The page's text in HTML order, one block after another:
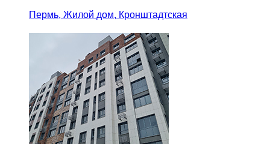
Пермь, Жилой дом, Кронштадтская